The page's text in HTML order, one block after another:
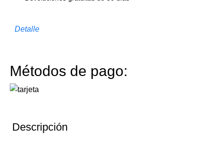
Detalle
Métodos de pago:
Descripción